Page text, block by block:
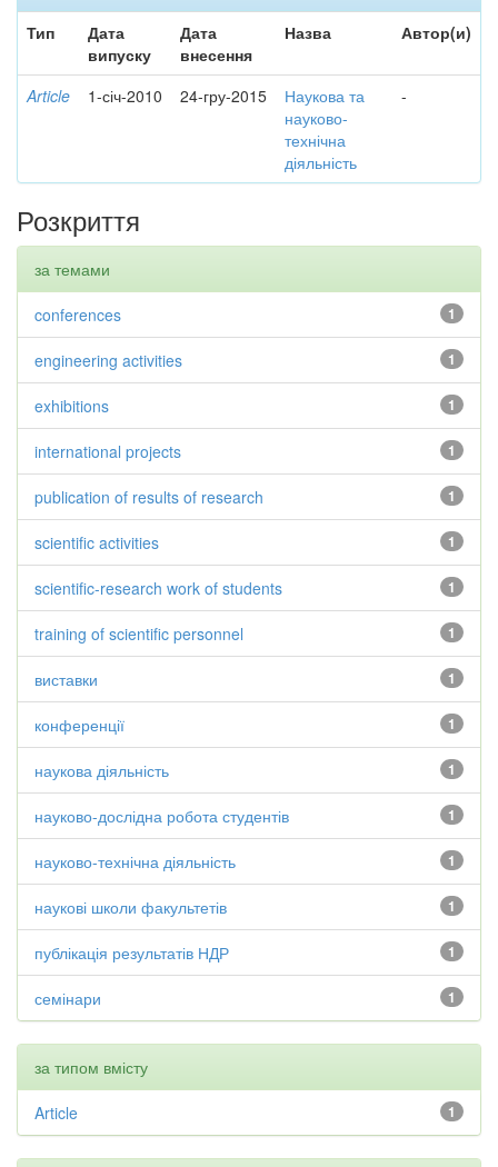
Тип
Дата
випуску
Дата
внесення
Назва Автор(и)
Article 1-січ-2010 24-гру-2015
Наукова та
науково-
технічна
діяльність
-
Розкриття
за темами
1
conferences
1
engineering activities
1
exhibitions
1
international projects
1
publication of results of research
1
scientific activities
1
scientific-research work of students
1
training of scientific personnel
1
виставки
1
конференції
1
наукова діяльність
1
науково-дослідна робота студентів
1
науково-технічна діяльність
1
наукові школи факультетів
1
публікація результатів НДР
1
семінари
за типом вмісту
1
Article